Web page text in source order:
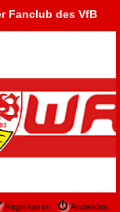
Fanclub des VfB
Anmelden
Registrieren